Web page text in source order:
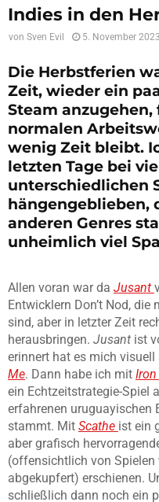
Indies in den
von Sven Evil 5. November 2023
Die Herbstferien
Zeit, wieder ein
Steam
normalen
wenig Zeit bleibt.
letzten Tage bei
unterschiedlichen
hängengeblieben,
anderen Genres
unheimlich viel
Allen voran war da Jusant
Entwicklern Don’t Nod, die
sind, aber in letzter Zeit
herausbringen. Jusant ist
erinnert hat es mich
Me. Dann habe ich mit
ein Echtzeitstrategie-Spiel
erfahrenen uruguayischen
stammt. Mit Scathe ist ein
aber grafisch
(offensichtlich von Spielen
abgekupfert) erschienen.
schließlich dann noch ein